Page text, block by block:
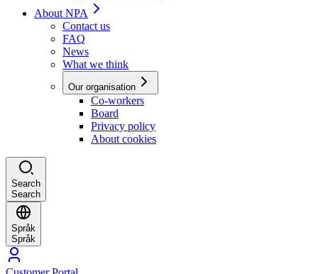
About NPA
Contact us
FAQ
News
What we think
Our organisation
Co-workers
Board
Privacy policy
About cookies
Search
Search
Språk
Språk